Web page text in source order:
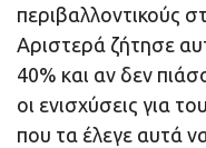
περιβαλλοντικούς
Αριστερά ζήτησε
40% και αν δεν
οι ενισχύσεις για
που τα έλεγε αυτά